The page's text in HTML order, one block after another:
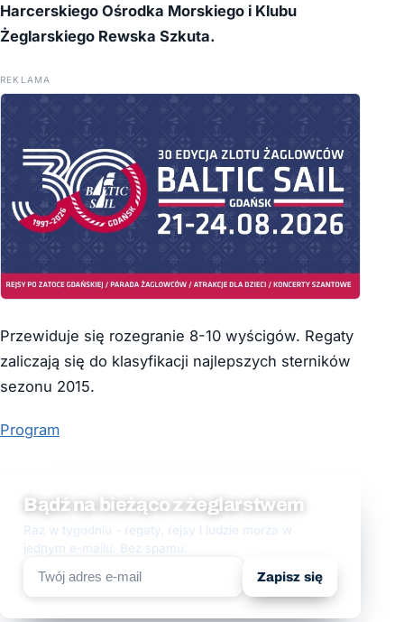
Harcerskiego Ośrodka Morskiego i Klubu
Żeglarskiego Rewska Szkuta.
REKLAMA
Przewiduje się rozegranie 8-10 wyścigów. Regaty
zaliczają się do klasyfikacji najlepszych sterników
sezonu 2015.
Program
Bądź na bieżąco z żeglarstwem
Raz w tygodniu - regaty, rejsy i ludzie morza w
jednym e-mailu. Bez spamu.
Zapisz się